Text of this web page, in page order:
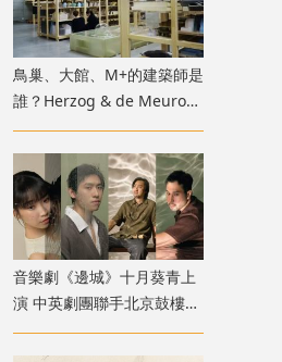
鳥巢、大館、M+的建築師是
誰？Herzog & de Meuron
展覽9月M+揭開創作過程
音樂劇《邊城》十月葵青上
演 中英劇團聯手北京鼓樓西
戲劇 演繹湘西純美與遺憾